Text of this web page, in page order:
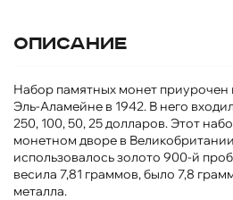
Описание
Набор памятных монет приурочен
Эль-Аламейне в 1942. В него
250, 100, 50, 25 долларов. Этот
монетном дворе в
использовалось золото 900-й
весила 7,81 граммов, было 7,8
металла.